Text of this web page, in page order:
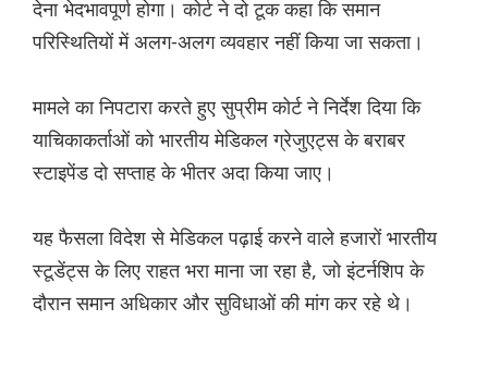
देना भेदभावपूर्ण होगा। कोर्ट ने दो टूक कहा कि समान
परिस्थितियों में अलग-अलग व्यवहार नहीं किया जा सकता।
मामले का निपटारा करते हुए सुप्रीम कोर्ट ने निर्देश दिया कि
याचिकाकर्ताओं को भारतीय मेडिकल ग्रेजुएट्स के बराबर
स्टाइपेंड दो सप्ताह के भीतर अदा किया जाए।
यह फैसला विदेश से मेडिकल पढ़ाई करने वाले हजारों भारतीय
स्टूडेंट्स के लिए राहत भरा माना जा रहा है, जो इंटर्नशिप के
दौरान समान अधिकार और सुविधाओं की मांग कर रहे थे।